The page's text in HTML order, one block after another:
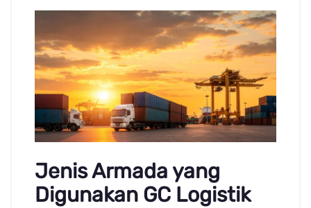
Jenis Armada yang
Digunakan GC Logistik